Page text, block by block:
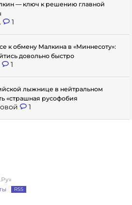
— ключ к решению главной
1
к обмену Малкина в «Миннесоту»:
довольно быстро
1
лыжнице в нейтральном
«страшная русофобия
1
RSS